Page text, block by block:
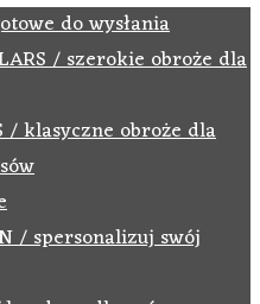
do wysłania
/ szerokie obroże dla
/ klasyczne obroże dla
/ spersonalizuj swój